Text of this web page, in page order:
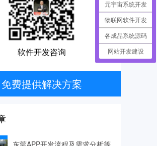
软件开发咨询
免费提供解决方案
东莞APP开发流程及需求分析等
元宇宙系统开发
物联网软件开发
各成品系统源码
网站开发建设